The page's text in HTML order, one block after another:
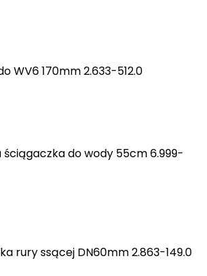
WV6 170mm 2.633-512.0
do wody 55cm 6.999-
rury ssącej DN60mm 2.863-149.0